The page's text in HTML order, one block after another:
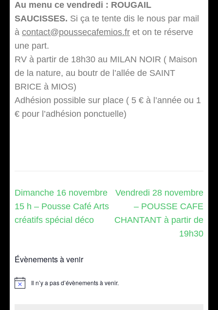
Au menu ce vendredi : ROUGAIL
SAUCISSES. Si ça te tente dis le nous par mail
à contact@poussecafemios.fr et on te réserve
une part.
RV à partir de 18h30 au MILAN NOIR ( Maison
de la nature, au boutr de l’allée de SAINT
BRICE à MIOS)
Adhésion possible sur place ( 5 € à l’année ou 1
€ pour l’adhésion ponctuelle)
Navigation
de
l’article
Dimanche 16 novembre
15 h – Pousse Café Arts
créatifs spécial déco
Vendredi 28 novembre
– POUSSE CAFE
CHANTANT à partir de
19h30
Évènements à venir
Notice Il n’y a pas d’évènements à venir.